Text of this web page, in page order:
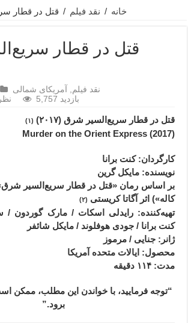
خانه / نقد فیلم / قتل در قطار
قتل در قطار
نقد فیلم
آمریکای شمالی
5,757 بازدید
قتل در قطار سریع‌السیر شرق (۲۰۱۷) (۱)
(2017) Murder on the Orient Express
کارگردان: کنت برانا
نویسنده: مایکل گرین
بر اساس رمان «قتل در قطار سریع‌السیر
کاله») اثر آگاتا کریستی (۲)
تهیه‌کننده: رایدلی اسکات / مارک گوردون
کنت برانا / جودی هوفلوند / مایکل شائفر
ژانر : جنایی / مرموز
محصول: ایالات متحده آمریکا
مدت: ۱۱۴ دقیقه
“توجه فرمایید،‌ با خواندن این مطلب، ممکن
برود.”